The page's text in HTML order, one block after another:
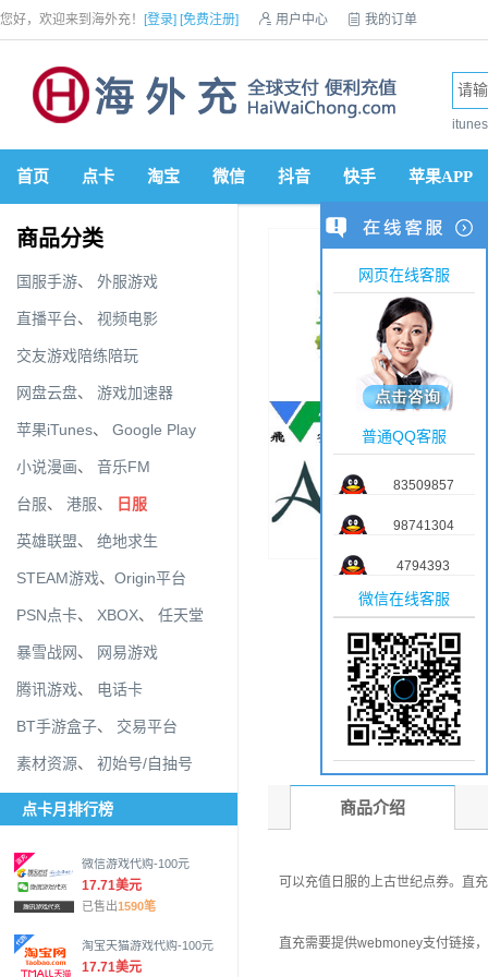
您好，欢迎来到海外充！ [登录] [免费注册]  用户中心  我的订单
首页 点卡 淘宝 微信 抖音 快手 苹果APP
商品分类
国服手游、 外服游戏
直播平台、 视频电影
交友游戏陪练陪玩
网盘云盘、 游戏加速器
苹果iTunes、 Google Play
小说漫画、 音乐FM
台服、 港服、 日服
英雄联盟、 绝地求生
STEAM游戏、 Origin平台
PSN点卡、 XBOX、 任天堂
暴雪战网、 网易游戏
腾讯游戏、 电话卡
BT手游盒子、 交易平台
素材资源、 初始号/自抽号
点卡月排行榜
微信游戏代购-100元
17.71美元
已售出1590笔
淘宝天猫游戏代购-100元
17.71美元
商品介绍
可以充值日服的上古世纪点券。直
直充需要提供webmoney支付链接
网页在线客服
普通QQ客服
83509857
98741304
4794393
微信在线客服